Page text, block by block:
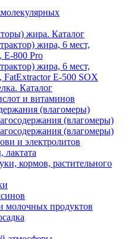
жира. Каталог
жира, 6 мест,
E-800 Pro
жира, 6 мест,
FatExtractor E-500 SOX
Каталог
и витаминов
(влагомеры)
(влагомеры)
(влагомеры)
и электролитов
лактата
кормов, растительного
молочных продуктов